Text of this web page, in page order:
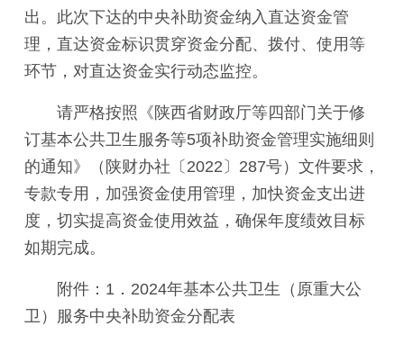
出。此次下达的中央补助资金纳入直达资金管
理，直达资金标识贯穿资金分配、拨付、使用等
环节，对直达资金实行动态监控。
请严格按照《陕西省财政厅等四部门关于修
订基本公共卫生服务等5项补助资金管理实施细则
的通知》（陕财办社〔2022〕287号）文件要求，
专款专用，加强资金使用管理，加快资金支出进
度，切实提高资金使用效益，确保年度绩效目标
如期完成。
附件：1．2024年基本公共卫生（原重大公
卫）服务中央补助资金分配表